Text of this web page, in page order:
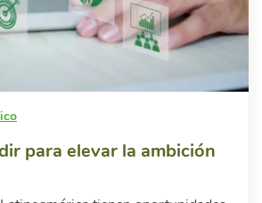
para elevar la ambición